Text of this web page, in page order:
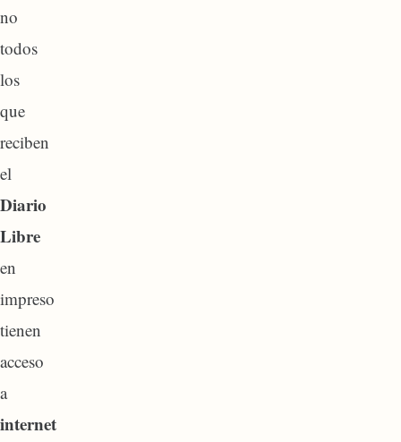
no
todos
los
que
reciben
el
Diario
Libre
en
impreso
tienen
acceso
a
internet